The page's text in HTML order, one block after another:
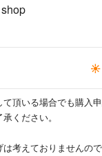
頂いる場合でも購入
ください。
考えておりませんので